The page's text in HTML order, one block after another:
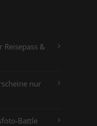
Reisepass &
nur
Battle